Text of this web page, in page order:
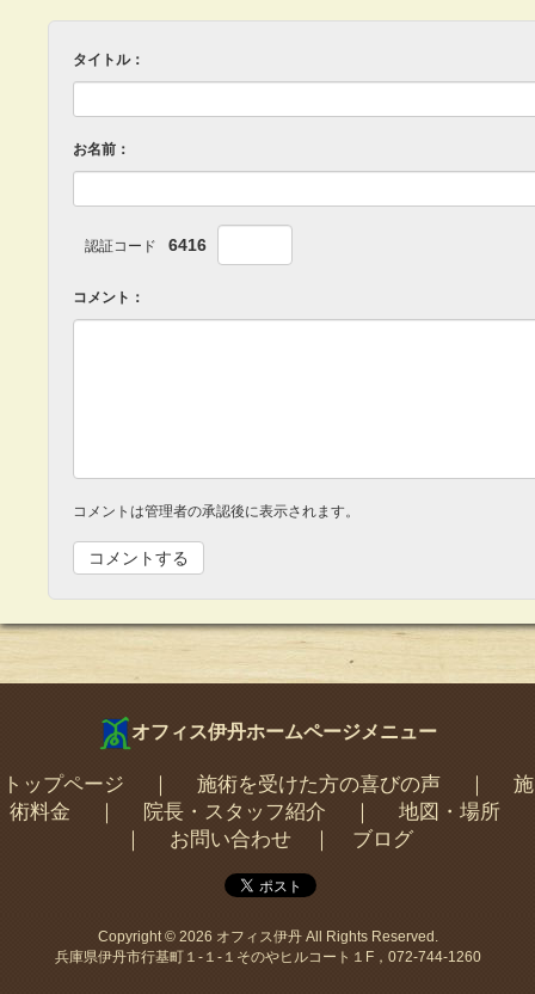
タイトル：
お名前：
認証コード 6416
コメント：
コメントは管理者の承認後に表示されます。
オフィス伊丹ホームページメニュー
トップページ 施術を受けた方の喜びの声｜ 施
術料金
院長・スタッフ紹介
地図・場所
お問い合わせ｜ ブログ
Copyright © 2026 オフィス伊丹All Rights Reserved.
兵庫県伊丹市行基町１-１-１そのやヒルコート１F，072-744-1260